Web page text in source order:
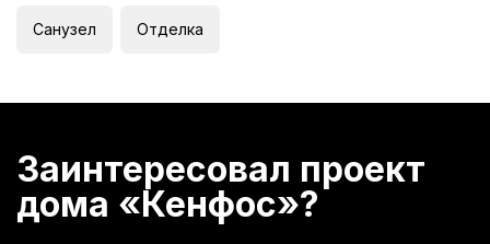
Санузел Отделка
Заинтересовал проект
дома «Кенфос»?